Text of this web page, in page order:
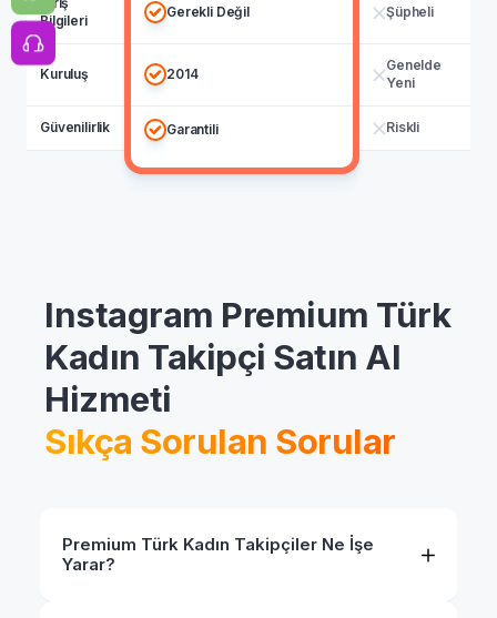
Bilgileri
Gerekli Değil Şüpheli
Kuruluş 2014
Genelde
Yeni
Güvenilirlik Garantili Riskli
Instagram Premium Türk
Kadın Takipçi Satın Al
Hizmeti
Sıkça Sorulan Sorular
Premium Türk Kadın Takipçiler Ne İşe
Yarar?